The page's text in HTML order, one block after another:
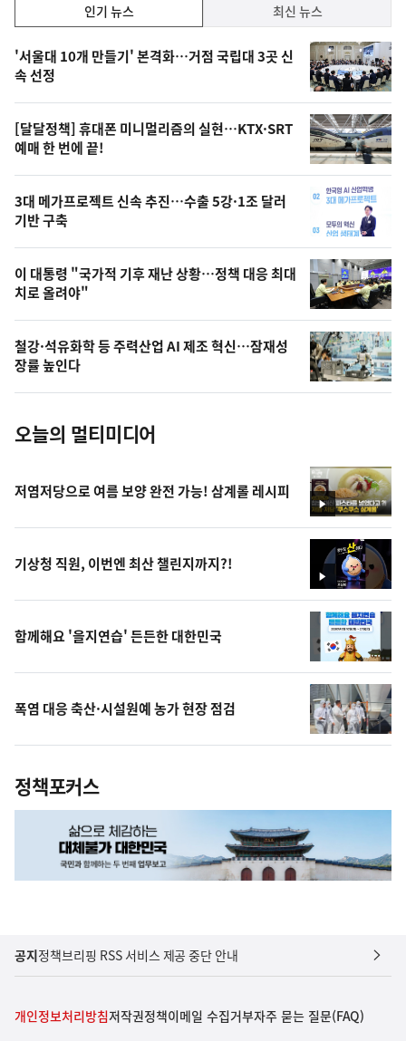
기,
최
신,
오
늘
의
영
상
오
늘
의
사
진
인기 뉴스 최신 뉴스
기
뉴
스
'서울대 10개 만들기' 본격화…거점 국립대 3곳 신
속 선정
[달달정책] 휴대폰 미니멀리즘의 실현…KTX·SRT
예매 한 번에 끝!
3대 메가프로젝트 신속 추진…수출 5강·1조 달러
기반 구축
이 대통령 "국가적 기후 재난 상황…정책 대응 최대
치로 올려야"
철강·석유화학 등 주력산업 AI 제조 혁신…잠재성
장률 높인다
오늘의 멀티미디어
영
상
저염저당으로 여름 보양 완전 가능! 삼계롤 레시피
영
상
기상청 직원, 이번엔 최산 챌린지까지?!
함께해요 '을지연습' 든든한 대한민국
폭염 대응 축산·시설원예 농가 현장 점검
정책포커스
공지정책브리핑 RSS 서비스 제공 중단 안내
개인정보처리방침저작권정책이메일 수집거부자주 묻는 질문(FAQ)